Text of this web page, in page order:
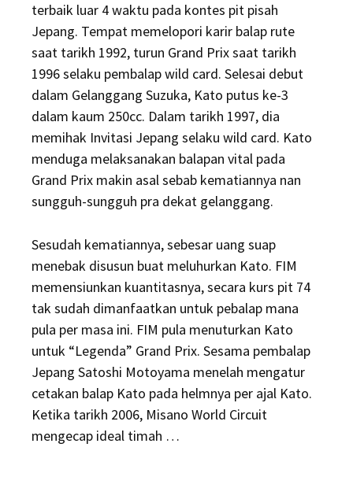
terbaik luar 4 waktu pada kontes pit pisah
Jepang. Tempat memelopori karir balap rute
saat tarikh 1992, turun Grand Prix saat tarikh
1996 selaku pembalap wild card. Selesai debut
dalam Gelanggang Suzuka, Kato putus ke-3
dalam kaum 250cc. Dalam tarikh 1997, dia
memihak Invitasi Jepang selaku wild card. Kato
menduga melaksanakan balapan vital pada
Grand Prix makin asal sebab kematiannya nan
sungguh-sungguh pra dekat gelanggang.
Sesudah kematiannya, sebesar uang suap
menebak disusun buat meluhurkan Kato. FIM
memensiunkan kuantitasnya, secara kurs pit 74
tak sudah dimanfaatkan untuk pebalap mana
pula per masa ini. FIM pula menuturkan Kato
untuk “Legenda” Grand Prix. Sesama pembalap
Jepang Satoshi Motoyama menelah mengatur
cetakan balap Kato pada helmnya per ajal Kato.
Ketika tarikh 2006, Misano World Circuit
mengecap ideal timah …